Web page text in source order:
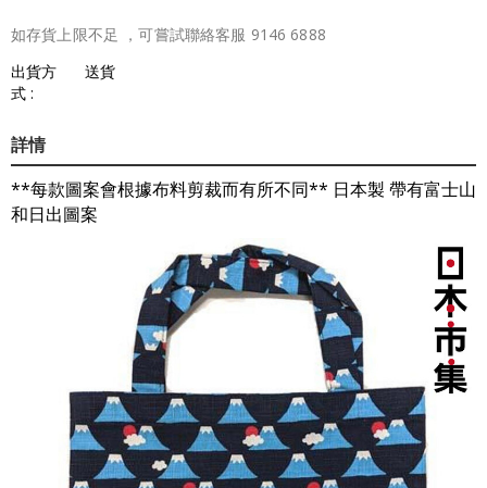
如存貨上限不足 ，可嘗試聯絡客服 9146 6888
出貨方
式 :
送貨
詳情
**每款圖案會根據布料剪裁而有所不同** 日本製 帶有富士山
和日出圖案